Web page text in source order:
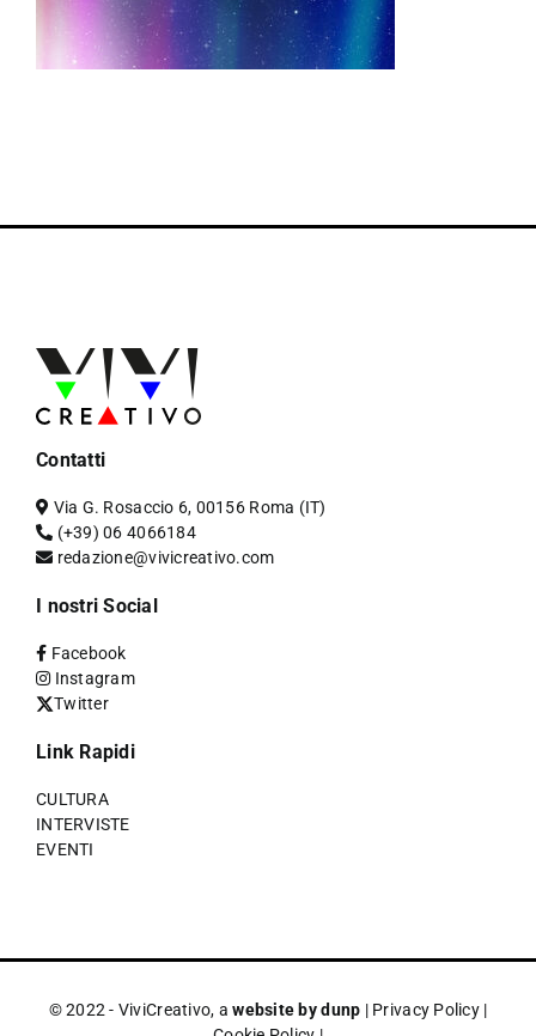
Contatti
Via G. Rosaccio 6, 00156 Roma (IT)
(+39) 06 4066184
redazione@vivicreativo.com
I nostri Social
Facebook
Instagram
Twitter
Link Rapidi
CULTURA
INTERVISTE
EVENTI
© 2022 - ViviCreativo, awebsite by dunp | Privacy Policy|